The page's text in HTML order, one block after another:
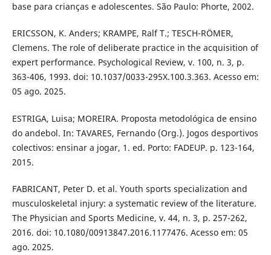
base para crianças e adolescentes. São Paulo: Phorte, 2002.
ERICSSON, K. Anders; KRAMPE, Ralf T.; TESCH-RÖMER,
Clemens. The role of deliberate practice in the acquisition of
expert performance. Psychological Review, v. 100, n. 3, p.
363-406, 1993. doi: 10.1037/0033-295X.100.3.363. Acesso em:
05 ago. 2025.
ESTRIGA, Luisa; MOREIRA. Proposta metodológica de ensino
do andebol. In: TAVARES, Fernando (Org.). Jogos desportivos
colectivos: ensinar a jogar, 1. ed. Porto: FADEUP. p. 123-164,
2015.
FABRICANT, Peter D. et al. Youth sports specialization and
musculoskeletal injury: a systematic review of the literature.
The Physician and Sports Medicine, v. 44, n. 3, p. 257-262,
2016. doi: 10.1080/00913847.2016.1177476. Acesso em: 05
ago. 2025.